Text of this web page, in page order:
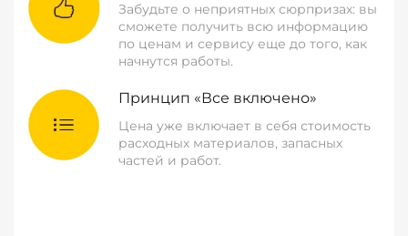
Забудьте о неприятных сюрпризах: вы
сможете получить всю информацию
по ценам и сервису еще до того, как
начнутся работы.
Принцип «Все включено»
Цена уже включает в себя стоимость
расходных материалов, запасных
частей и работ.